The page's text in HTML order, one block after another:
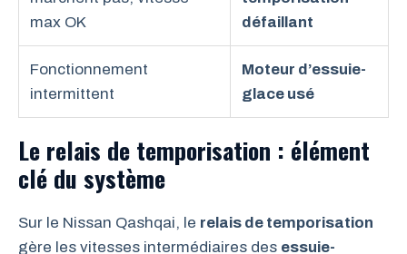
max OK
défaillant
Fonctionnement
intermittent
Moteur d’essuie-
glace usé
Le relais de temporisation : élément
clé du système
Sur le Nissan Qashqai, le relais de temporisation
gère les vitesses intermédiaires des essuie-